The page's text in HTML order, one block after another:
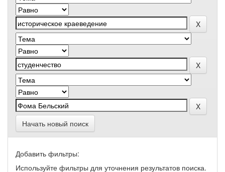
Начать новый поиск
Добавить фильтры:
Используйте фильтры для уточнения результатов поиска.